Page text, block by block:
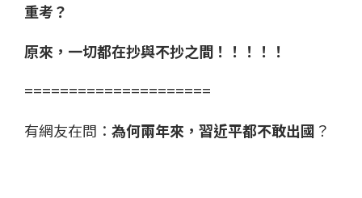
重考？
原來，一切都在抄與不抄之間！！！！！
=====================
有網友在問： 為何兩年來，習近平都不敢出國 ？